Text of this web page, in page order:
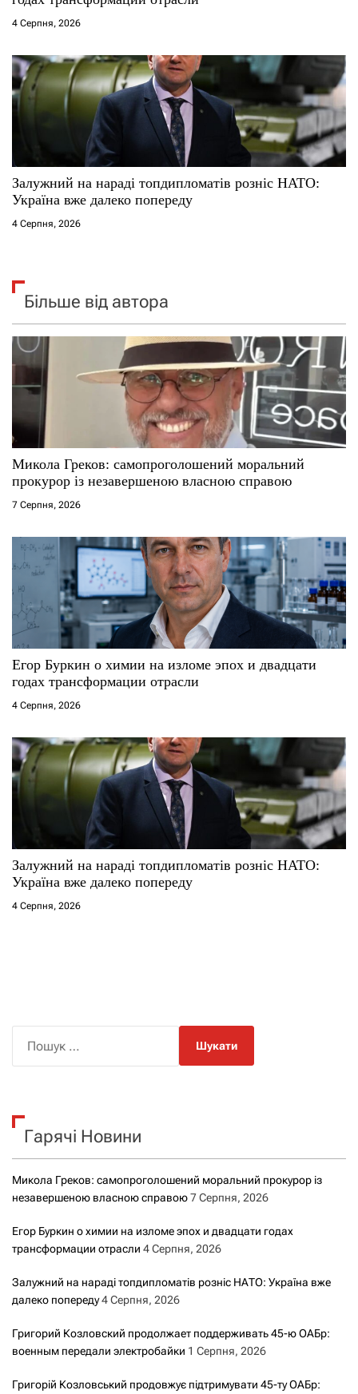
4 Серпня, 2026
Залужний на нараді топдипломатів розніс НАТО:
Україна вже далеко попереду
4 Серпня, 2026
Більше від автора
Микола Греков: самопроголошений моральний
прокурор із незавершеною власною справою
7 Серпня, 2026
Егор Буркин о химии на изломе эпох и двадцати
годах трансформации отрасли
4 Серпня, 2026
Залужний на нараді топдипломатів розніс НАТО:
Україна вже далеко попереду
4 Серпня, 2026
к
Гарячі Новини
Микола Греков: самопроголошений моральний прокурор із
незавершеною власною справою7 Серпня, 2026
Егор Буркин о химии на изломе эпох и двадцати годах
трансформации отрасли 4 Серпня, 2026
Залужний на нараді топдипломатів розніс НАТО: Україна вже
далеко попереду4 Серпня, 2026
Григорий Козловский продолжает поддерживать 45-ю ОАБр:
военным передали электробайки 1 Серпня, 2026
Григорій Козловський продовжує підтримувати 45-ту ОАБр: